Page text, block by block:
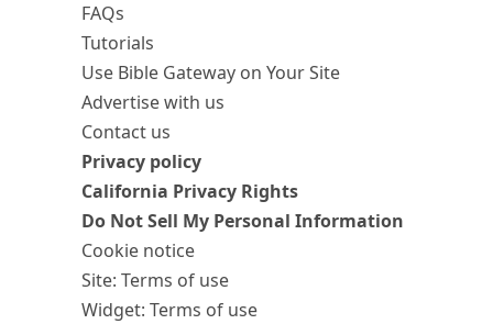
FAQs
Tutorials
Use Bible Gateway on Your Site
Advertise with us
Contact us
Privacy policy
California Privacy Rights
Do Not Sell My Personal Information
Cookie notice
Site: Terms of use
Widget: Terms of use